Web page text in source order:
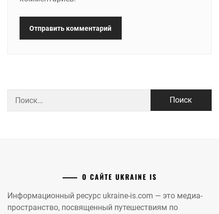
О САЙТЕ UKRAINE IS
Информационный ресурс ukraine-is.com — это медиа-
пространство, посвященный путешествиям по